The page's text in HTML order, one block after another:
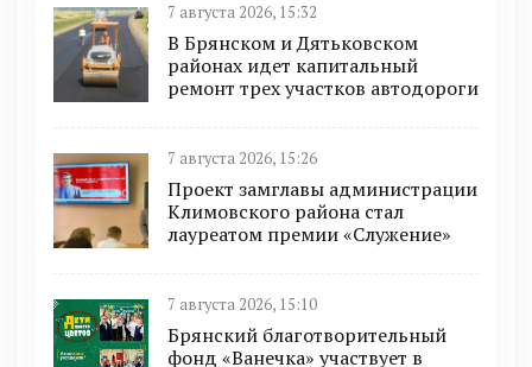
7 августа 2026, 15:32
В Брянском и Дятьковском
районах идет капитальный
ремонт трех участков автодороги
7 августа 2026, 15:26
Проект замглавы администрации
Климовского района стал
лауреатом премии «Служение»
7 августа 2026, 15:10
Брянский благотворительный
фонд «Ванечка» участвует в